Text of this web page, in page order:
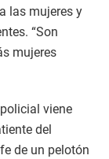
las mujeres y
“Son
mujeres
viene
del
de un pelotón